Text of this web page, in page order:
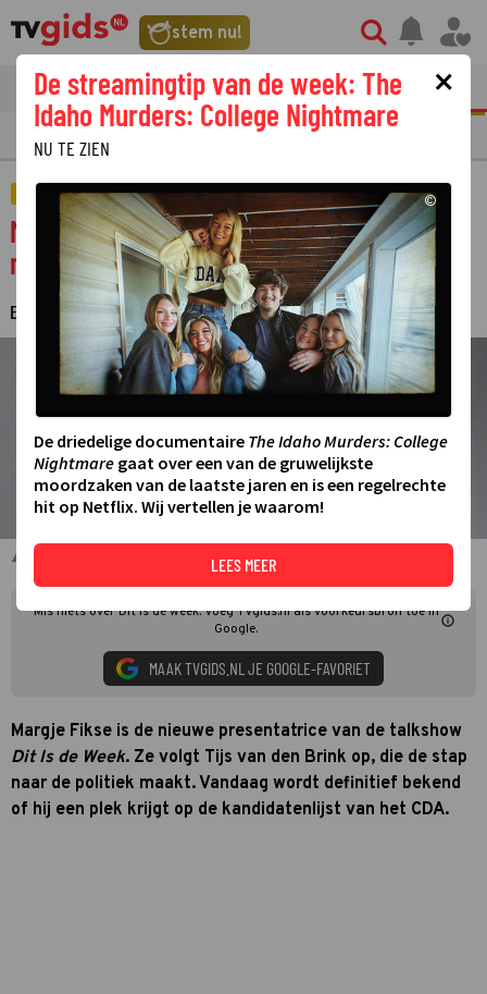
stem nu!
tvgids streaming nieuws
STREAMING
AMUSEMENT
Margje Fikse gaat van start met haar
nieuwe talkshow Dit is de Week
ESTHER HUT ·2 SEPTEMBER 2025 10:14
Margje Fikse voor Dit is de Week
Mis niets over Dit is de week. Voeg TVgids.nl als voorkeursbron toe in
Google.
MAAK TVGIDS.NL JE GOOGLE-FAVORIET
Margje Fikse is de nieuwe presentatrice van de talkshow
Dit Is de Week. Ze volgt Tijs van den Brink op, die de stap
naar de politiek maakt. Vandaag wordt definitief bekend
of hij een plek krijgt op de kandidatenlijst van het CDA.
×
De streamingtip van de week: The
Idaho Murders: College Nightmare
NU TE ZIEN
©
De driedelige documentaire The Idaho Murders: College
Nightmare gaat over een van de gruwelijkste
moordzaken van de laatste jaren en is een regelrechte
hit op Netflix. Wij vertellen je waarom!
LEES MEER